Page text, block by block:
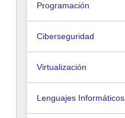
Programación
Ciberseguridad
Virtualización
Lenguajes Informáticos